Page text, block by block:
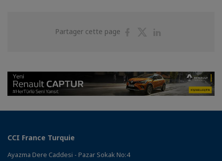
Partager cette page
PartagerPartager
CCI France Turquie
Ayazma Dere Caddesi - Pazar Sokak No:4